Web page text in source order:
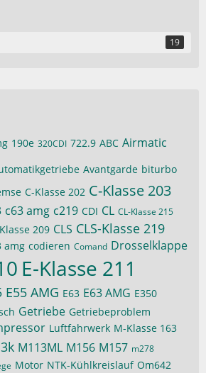
19
190e 320CDI 722.9 ABC Airmatic
Avantgarde biturbo
C-Klasse 202 C-Klasse 203
c63 amg c219 CDI CL CL-Klasse 215
209 CLS CLS-Klasse 219
amg codieren Comand Drosselklappe
E-Klasse 211
E55 AMG E63 E63 AMG E350
Getriebe Getriebeproblem
Luftfahrwerk M-Klasse 163
M113ML M156 M157 m278
Motor NTK-Kühlkreislauf Om642